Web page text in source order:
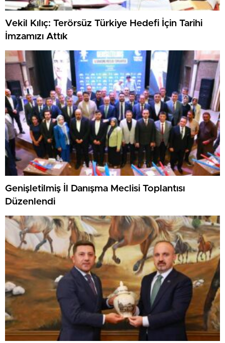
Vekil Kılıç: Terörsüz Türkiye Hedefi İçin Tarihi
İmzamızı Attık
Genişletilmiş İl Danışma Meclisi Toplantısı
Düzenlendi